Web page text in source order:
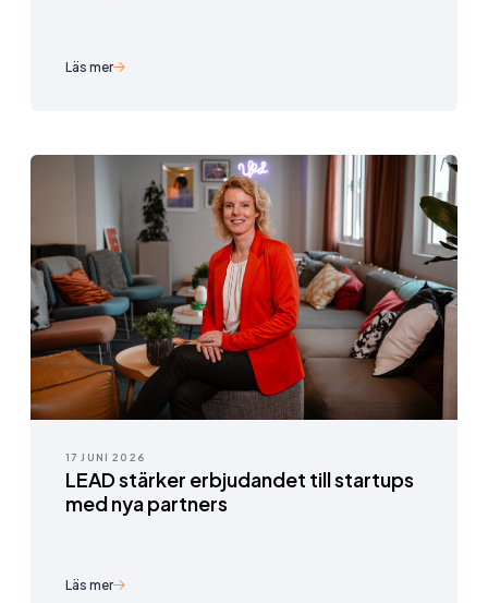
Läs mer
17 JUNI 2026
LEAD stärker erbjudandet till startups
med nya partners
Läs mer